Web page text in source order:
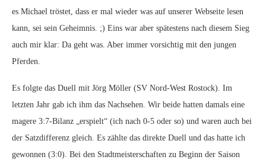
es Michael tröstet, dass er mal wieder was auf unserer Webseite lesen
kann, sei sein Geheimnis. ;) Eins war aber spätestens nach diesem Sieg
auch mir klar: Da geht was. Aber immer vorsichtig mit den jungen
Pferden.
Es folgte das Duell mit Jörg Möller (SV Nord-West Rostock). Im
letzten Jahr gab ich ihm das Nachsehen. Wir beide hatten damals eine
magere 3:7-Bilanz „erspielt“ (ich nach 0-5 oder so) und waren auch bei
der Satzdifferenz gleich. Es zählte das direkte Duell und das hatte ich
gewonnen (3:0). Bei den Stadtmeisterschaften zu Beginn der Saison